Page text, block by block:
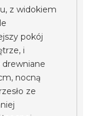
z widokiem
pokój
i
nocną
ze